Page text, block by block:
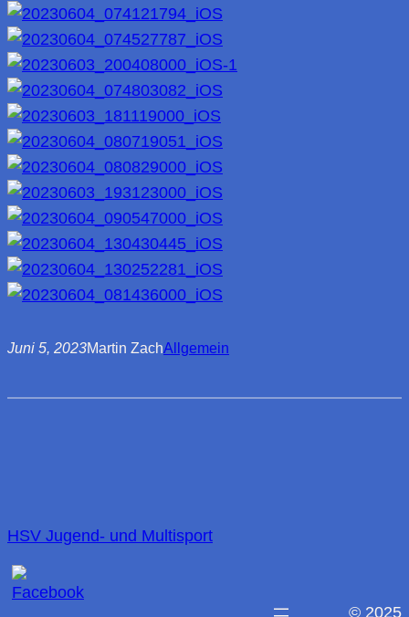
Juni 5, 2023Martin ZachAllgemein
HSV Jugend- und Multisport
© 2025